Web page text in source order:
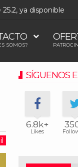
SOMOS?
SÍGUENOS
6.8k+
Likes